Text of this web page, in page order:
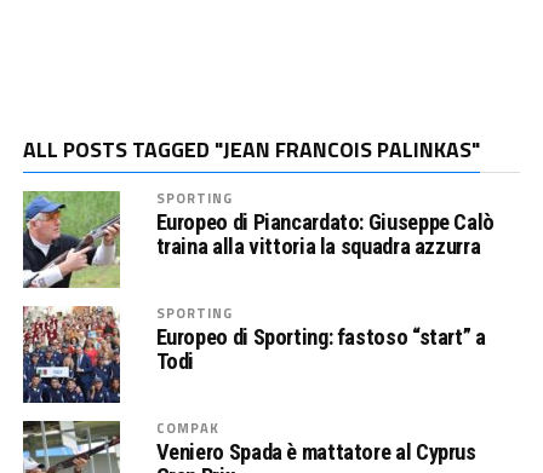
ALL POSTS TAGGED "JEAN FRANCOIS PALINKAS"
SPORTING
Europeo di Piancardato: Giuseppe Calò
traina alla vittoria la squadra azzurra
SPORTING
Europeo di Sporting: fastoso “start” a
Todi
COMPAK
Veniero Spada è mattatore al Cyprus